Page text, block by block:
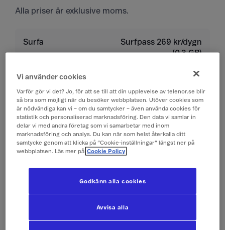
Alla priser är exklusive moms.
Surfa
Surfpass 269 kr/dygn
(0,3 GB)
Ringa
Ta emot samtal 19 kr/min
Lyssna på röstbrevlåda 19 kr/min
Vi använder cookies
Varför gör vi det? Jo, för att se till att din upplevelse av telenor.se blir
så bra som möjligt när du besöker webbplatsen. Utöver cookies som
är nödvändiga kan vi – om du samtycker – även använda cookies för
statistik och personaliserad marknadsföring. Den data vi samlar in
delar vi med andra företag som vi samarbetar med inom
marknadsföring och analys. Du kan när som helst återkalla ditt
samtycke genom att klicka på ”Cookie-inställningar” längst ner på
webbplatsen. Läs mer på Cookie Policy
Avvisa alla
Godkänn alla cookies